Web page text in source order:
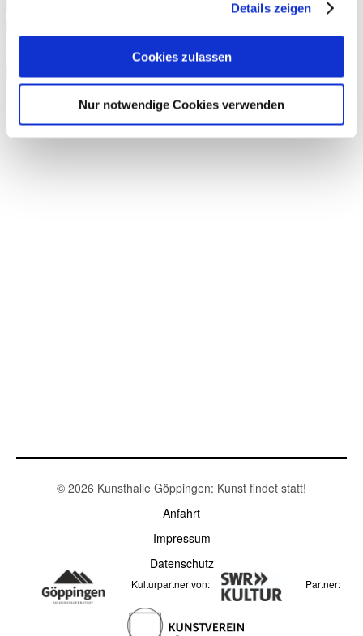
Cookies, wenn Sie unsere Webseite weiterhin nutzen.
Details zeigen
Cookies zulassen
Nur notwendige Cookies verwenden
© 2026 Kunsthalle Göppingen: Kunst findet statt!
Anfahrt
Impressum
Datenschutz
Kulturpartner von: Partner: